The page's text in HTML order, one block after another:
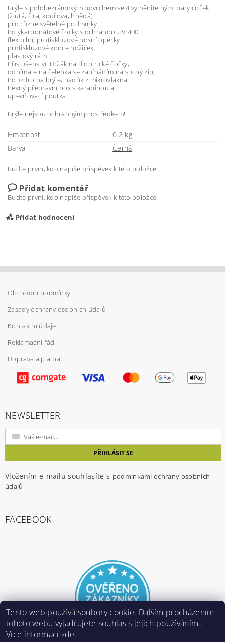
Brýle s polobezrámovým povrchem se 4 vyměnitelnými páry čoček
(žlutá, čirá, kouřová, hnědá)
pro různé světelné podmínky
Polykarbonátové čočky s ochranou UV 400
flexibilní, protiskluzové nosní opěrky
protiskluzové konce nožiček
plastový rám
Příslušenství: Držák na dioptrické čočky,
odnímatelná čelenka se zapínáním na suchý zip,
Pouzdro na brýle, hadřík z mikrovlákna
Pevný přepravní box s karabinou a
upevňovací poutka
Brýle nejsou ochranným prostředkem!
Hmotnost
0.2 kg
Barva
Černá
Buďte první, kdo napíše příspěvek k této položce.
Přidat komentář
Buďte první, kdo napíše příspěvek k této položce.
Přidat hodnocení
Vložením hodnocení souhlasíte spodmínkami
ochrany osobních údajů
Obchodní podmínky
Zásady ochrany osobních údajů
Kontaktní údaje
Reklamační řád
Doprava a platba
NEWSLETTER
Vložením e-mailu souhlasíte s podmínkami ochrany osobních
údajů
FACEBOOK
Tento web používá soubory cookie. Dalším procházením
tohoto webu vyjadřujete souhlas s jejich používáním..
Více informací zde.